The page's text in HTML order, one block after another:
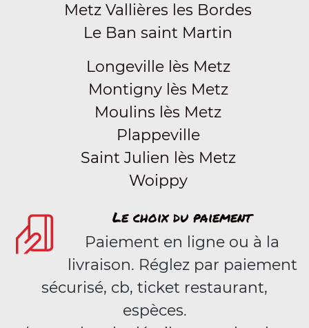
Metz Vallières les Bordes
Le Ban saint Martin
Longeville lès Metz
Montigny lès Metz
Moulins lès Metz
Plappeville
Saint Julien lès Metz
Woippy
Le choix du paiement
Paiement en ligne ou à la
livraison. Réglez par paiement
sécurisé, cb, ticket restaurant,
espèces.